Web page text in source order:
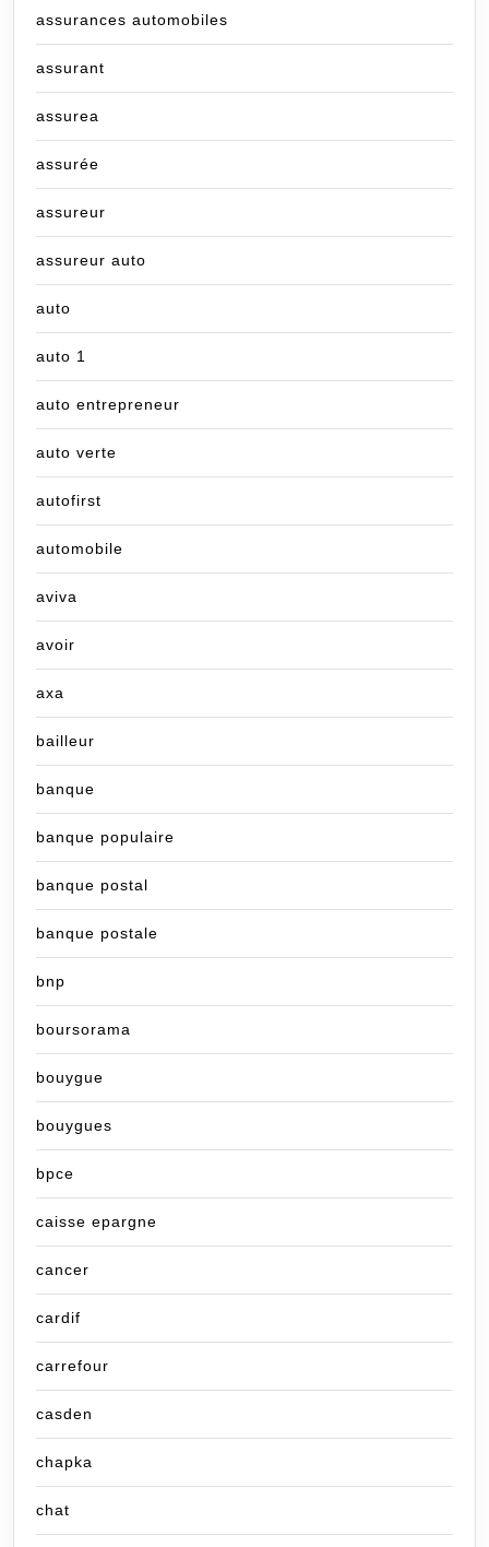
assurances automobiles
assurant
assurea
assurée
assureur
assureur auto
auto
auto 1
auto entrepreneur
auto verte
autofirst
automobile
aviva
avoir
axa
bailleur
banque
banque populaire
banque postal
banque postale
bnp
boursorama
bouygue
bouygues
bpce
caisse epargne
cancer
cardif
carrefour
casden
chapka
chat